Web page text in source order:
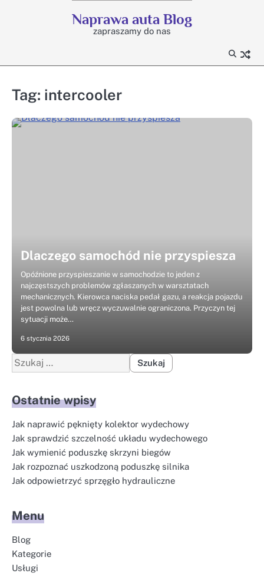
Naprawa auta Blog
zapraszamy do nas
Tag: intercooler
Dlaczego samochód nie przyspiesza
Opóźnione przyspieszanie w samochodzie to jeden z
najczęstszych problemów zgłaszanych w warsztatach
mechanicznych. Kierowca naciska pedał gazu, a reakcja pojazdu
jest powolna lub wręcz wyczuwalnie ograniczona. Przyczyn tej
sytuacji może…
6 stycznia 2026
Szukaj:
Ostatnie wpisy
Jak naprawić pęknięty kolektor wydechowy
Jak sprawdzić szczelność układu wydechowego
Jak wymienić poduszkę skrzyni biegów
Jak rozpoznać uszkodzoną poduszkę silnika
Jak odpowietrzyć sprzęgło hydrauliczne
Menu
Blog
Kategorie
Usługi